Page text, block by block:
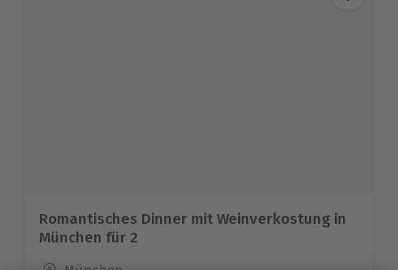
Romantisches Dinner mit Weinverkostung in
München für 2